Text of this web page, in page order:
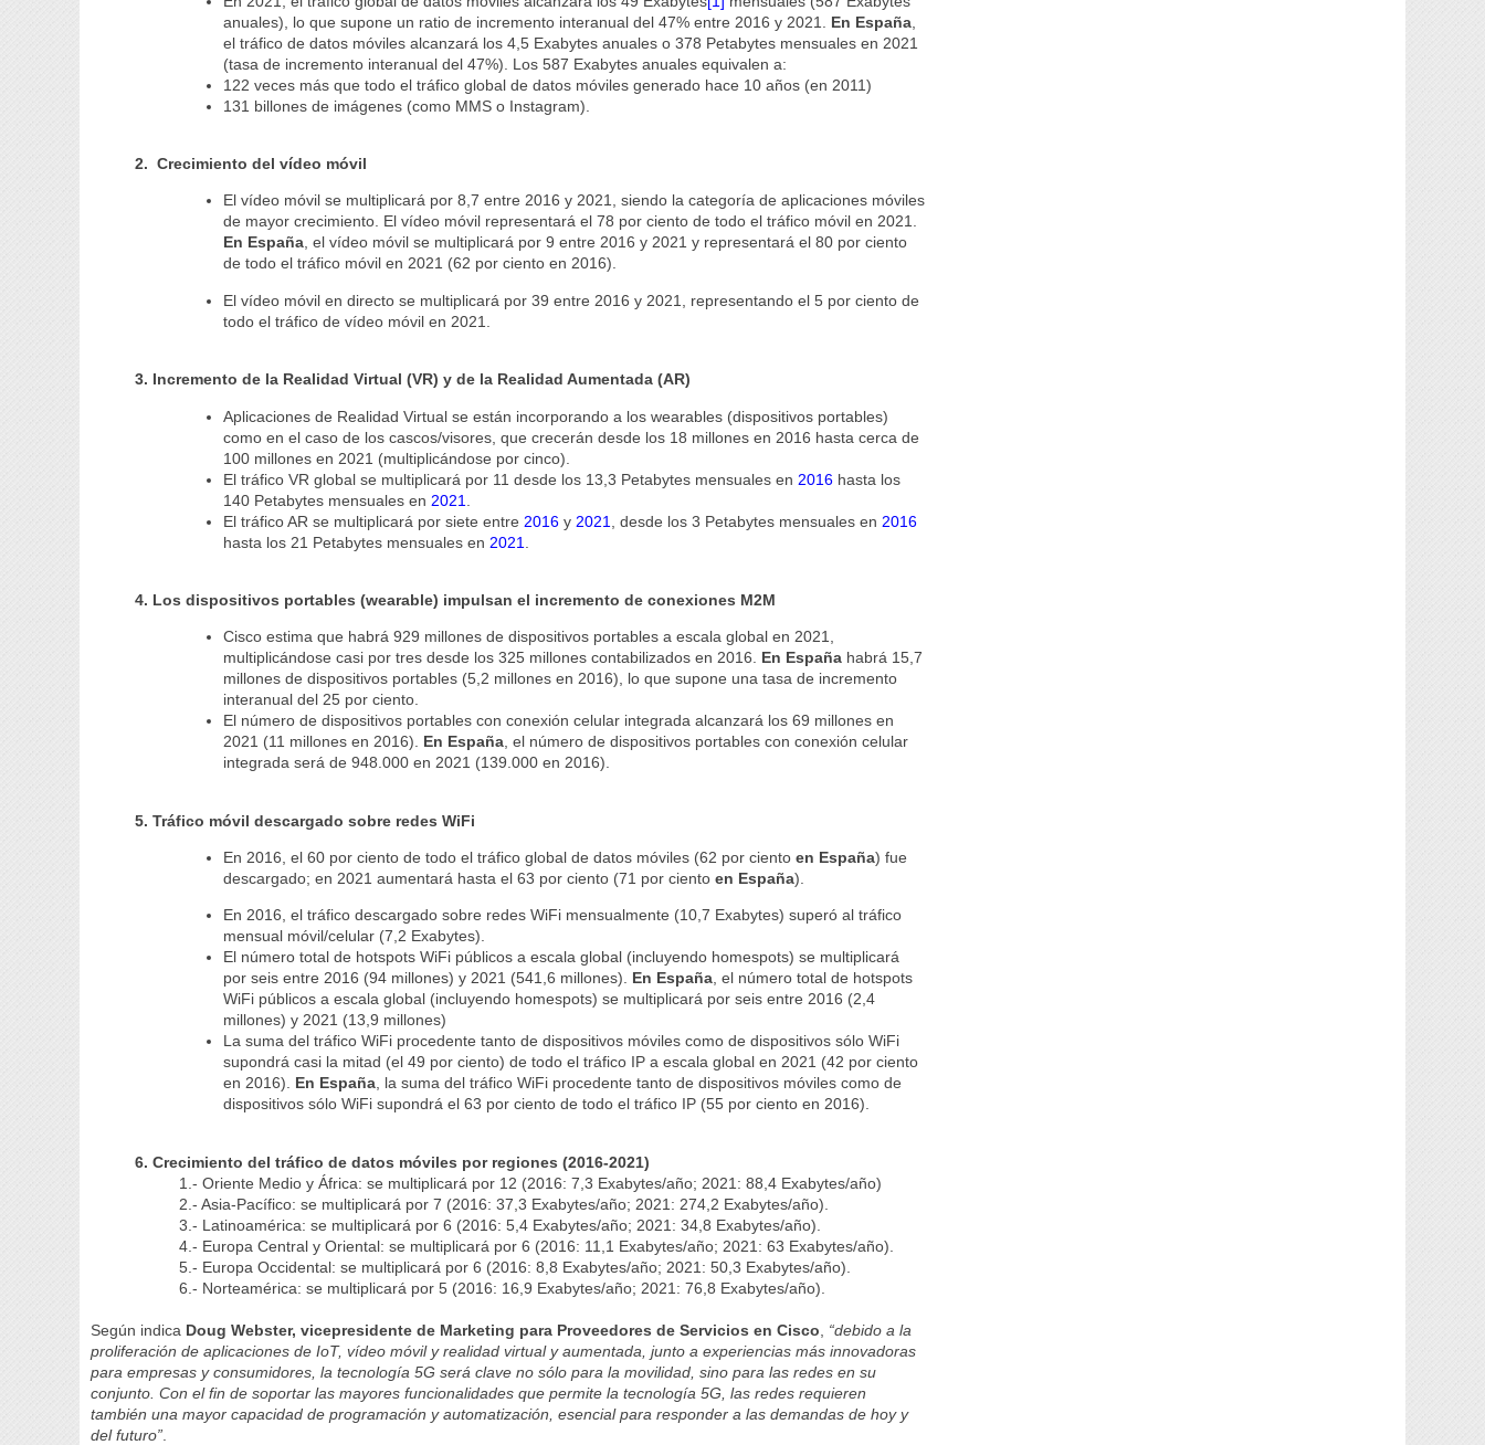
anuales), lo que supone un ratio de incremento interanual del 47% entre 2016 y 2021. En España
el tráfico de datos móviles alcanzará los 4,5 Exabytes anuales o 378 Petabytes mensuales en 2021
(tasa de incremento interanual del 47%). Los 587 Exabytes anuales equivalen a:
122 veces más que todo el tráfico global de datos móviles generado hace 10 años (en 2011)
131 billones de imágenes (como MMS o Instagram).
2.Crecimiento del vídeo móvil
El vídeo móvil se multiplicará por 8,7 entre 2016 y 2021, siendo la categoría de aplicaciones móviles
de mayor crecimiento. El vídeo móvil representará el 78 por ciento de todo el tráfico móvil en 2021.
En España, el vídeo móvil se multiplicará por 9 entre 2016 y 2021 y representará el 80 por ciento
de todo el tráfico móvil en 2021 (62 por ciento en 2016).
El vídeo móvil en directo se multiplicará por 39 entre 2016 y 2021, representando el 5 por ciento de
todo el tráfico de vídeo móvil en 2021.
3. Incremento de la Realidad Virtual (VR) y de la Realidad Aumentada (AR)
Aplicaciones de Realidad Virtual se están incorporando a los wearables (dispositivos portables)
como en el caso de los cascos/visores, que crecerán desde los 18 millones en 2016 hasta cerca de
100 millones en 2021 (multiplicándose por cinco).
El tráfico VR global se multiplicará por 11 desde los 13,3 Petabytes mensuales en 2016 hasta los
140 Petabytes mensuales en 2021
El tráfico AR se multiplicará por siete entre 2016 y 2021 , desde los 3 Petabytes mensuales en 2016
hasta los 21 Petabytes mensuales en 2021
4. Los dispositivos portables (wearable) impulsan el incremento de conexiones M2M
Cisco estima que habrá 929 millones de dispositivos portables a escala global en 2021,
multiplicándose casi por tres desde los 325 millones contabilizados en 2016. En España habrá 15,7
millones de dispositivos portables (5,2 millones en 2016), lo que supone una tasa de incremento
interanual del 25 por ciento.
El número de dispositivos portables con conexión celular integrada alcanzará los 69 millones en
2021 (11 millones en 2016). En España, el número de dispositivos portables con conexión celular
integrada será de 948.000 en 2021 (139.000 en 2016).
5. Tráfico móvil descargado sobre redes WiFi
En 2016, el 60 por ciento de todo el tráfico global de datos móviles (62 por cientoen España) fue
descargado; en 2021 aumentará hasta el 63 por ciento (71 por cientoen España).
En 2016, el tráfico descargado sobre redes WiFi mensualmente (10,7 Exabytes) superó al tráfico
mensual móvil/celular (7,2 Exabytes).
El número total de hotspots WiFi públicos a escala global (incluyendo homespots) se multiplicará
por seis entre 2016 (94 millones) y 2021 (541,6 millones). En España, el número total de hotspots
WiFi públicos a escala global (incluyendo homespots) se multiplicará por seis entre 2016 (2,4
millones) y 2021 (13,9 millones)
La suma del tráfico WiFi procedente tanto de dispositivos móviles como de dispositivos sólo WiFi
supondrá casi la mitad (el 49 por ciento) de todo el tráfico IP a escala global en 2021 (42 por ciento
en 2016). En España, la suma del tráfico WiFi procedente tanto de dispositivos móviles como de
dispositivos sólo WiFi supondrá el 63 por ciento de todo el tráfico IP (55 por ciento en 2016).
6. Crecimiento del tráfico de datos móviles por regiones (2016-2021)
1.- Oriente Medio y África: se multiplicará por 12 (2016: 7,3 Exabytes/año; 2021: 88,4 Exabytes/año)
2.- Asia-Pacífico: se multiplicará por 7 (2016: 37,3 Exabytes/año; 2021: 274,2 Exabytes/año).
3.- Latinoamérica: se multiplicará por 6 (2016: 5,4 Exabytes/año; 2021: 34,8 Exabytes/año).
4.- Europa Central y Oriental: se multiplicará por 6 (2016: 11,1 Exabytes/año; 2021: 63 Exabytes/año).
5.- Europa Occidental: se multiplicará por 6 (2016: 8,8 Exabytes/año; 2021: 50,3 Exabytes/año).
6.- Norteamérica: se multiplicará por 5 (2016: 16,9 Exabytes/año; 2021: 76,8 Exabytes/año).
Según indica Doug Webster, vicepresidente de Marketing para Proveedores de Servicios en Cisco
“debido a la
proliferación de aplicaciones de IoT, vídeo móvil y realidad virtual y aumentada, junto a experiencias más innovadoras
para empresas y consumidores, la tecnología 5G será clave no sólo para la movilidad, sino para las redes en su
conjunto. Con el fin de soportar las mayores funcionalidades que permite la tecnología 5G, las redes requieren
también una mayor capacidad de programación y automatización, esencial para responder a las demandas de hoy y
del futuro”